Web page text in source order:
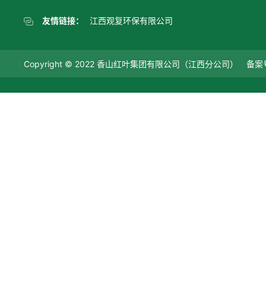
友情链接： 江西观复环保有限公司
Copyright © 2022 香山红叶集团有限公司（江西分公司） 备案